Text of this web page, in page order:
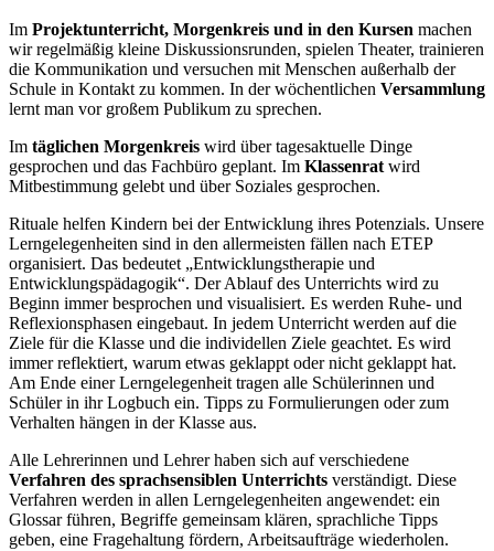
Im Projektunterricht, Morgenkreis und in den Kursen machen
wir regelmäßig kleine Diskussionsrunden, spielen Theater, trainieren
die Kommunikation und versuchen mit Menschen außerhalb der
Schule in Kontakt zu kommen. In der wöchentlichen Versammlung
lernt man vor großem Publikum zu sprechen.
Im täglichen Morgenkreis wird über tagesaktuelle Dinge
gesprochen und das Fachbüro geplant. Im Klassenrat wird
Mitbestimmung gelebt und über Soziales gesprochen.
Rituale helfen Kindern bei der Entwicklung ihres Potenzials. Unsere
Lerngelegenheiten sind in den allermeisten fällen nach ETEP
organisiert. Das bedeutet „Entwicklungstherapie und
Entwicklungspädagogik“. Der Ablauf des Unterrichts wird zu
Beginn immer besprochen und visualisiert. Es werden Ruhe- und
Reflexionsphasen eingebaut. In jedem Unterricht werden auf die
Ziele für die Klasse und die individellen Ziele geachtet. Es wird
immer reflektiert, warum etwas geklappt oder nicht geklappt hat.
Am Ende einer Lerngelegenheit tragen alle Schülerinnen und
Schüler in ihr Logbuch ein. Tipps zu Formulierungen oder zum
Verhalten hängen in der Klasse aus.
Alle Lehrerinnen und Lehrer haben sich auf verschiedene
Verfahren des sprachsensiblen Unterrichts verständigt. Diese
Verfahren werden in allen Lerngelegenheiten angewendet: ein
Glossar führen, Begriffe gemeinsam klären, sprachliche Tipps
geben, eine Fragehaltung fördern, Arbeitsaufträge wiederholen.